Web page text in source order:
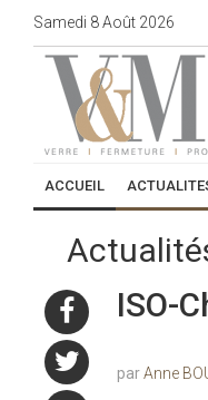
Samedi 8Août 2026
ACCUEIL
ISO-
Anne